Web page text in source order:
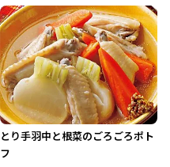
とり手羽中と根菜のごろごろポト
フ